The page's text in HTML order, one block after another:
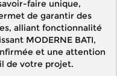
faire unique,
de garantir des
alliant fonctionnalité
MODERNE BATI,
et une attention
de votre projet.